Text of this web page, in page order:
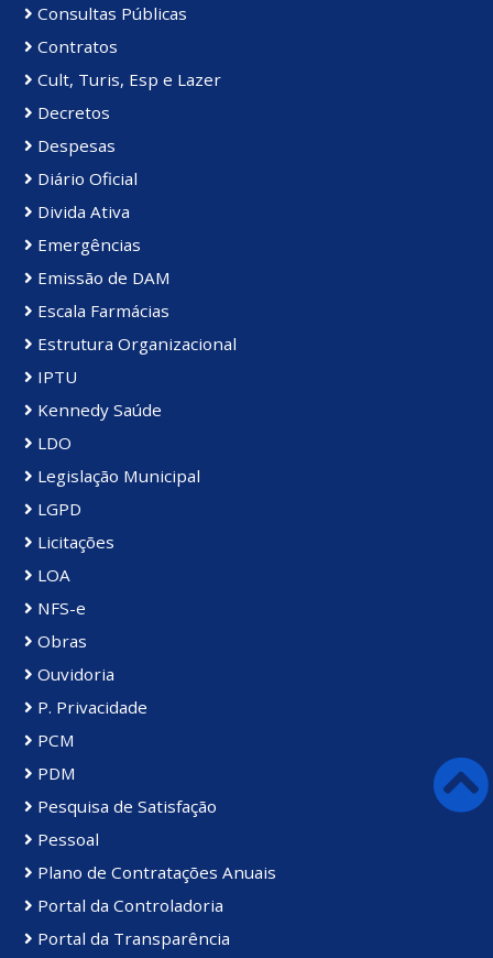
Consultas Públicas
Contratos
Cult, Turis, Esp e Lazer
Decretos
Despesas
Diário Oficial
Divida Ativa
Emergências
Emissão de DAM
Escala Farmácias
Estrutura Organizacional
IPTU
Kennedy Saúde
LDO
Legislação Municipal
LGPD
Licitações
LOA
NFS-e
Obras
Ouvidoria
P. Privacidade
PCM
PDM
Pesquisa de Satisfação
Pessoal
Plano de Contratações Anuais
Portal da Controladoria
Portal da Transparência